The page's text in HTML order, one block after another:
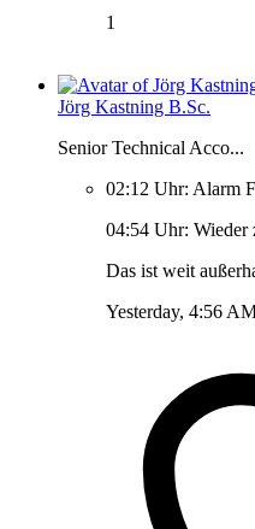
1
Jörg Kastning B.Sc.
Senior Technical Acco...
02:12 Uhr: Alarm
04:54 Uhr: Wieder
Das ist weit
Yesterday, 4:56